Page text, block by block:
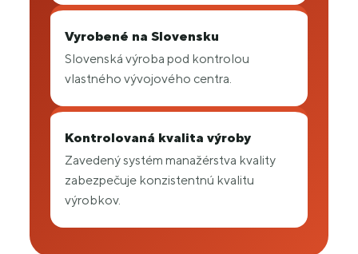
Vyrobené na Slovensku
Slovenská výroba pod kontrolou
vlastného vývojového centra.
Kontrolovaná kvalita výroby
Zavedený systém manažérstva kvality
zabezpečuje konzistentnú kvalitu
výrobkov.